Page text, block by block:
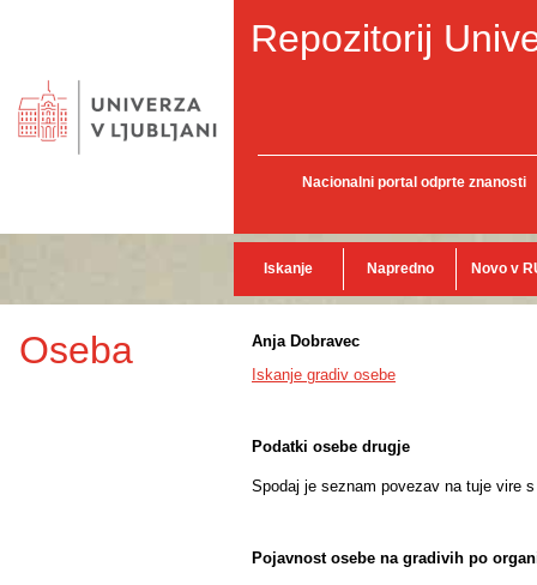
Repozitorij
Nacionalni portal odprte znanosti
Iskanje Napredno Novo v
Oseba
Anja Dobravec
Iskanje gradiv osebe
Podatki osebe drugje
Spodaj je seznam povezav na tuje vire
Pojavnost osebe na gradivih po